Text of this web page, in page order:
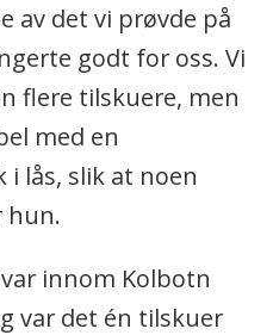
av det vi prøvde på
godt for oss. Vi
flere tilskuere, men
med en
lås, slik at noen
hun.
var innom Kolbotn
var det én tilskuer